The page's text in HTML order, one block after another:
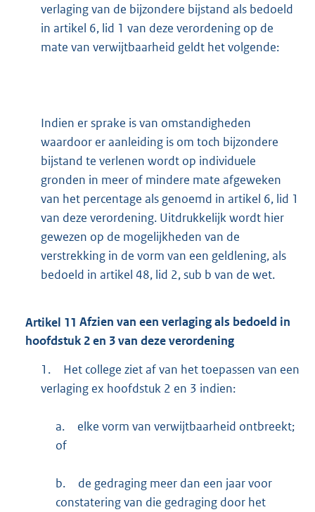
verlaging van de bijzondere bijstand als bedoeld
in artikel 6, lid 1 van deze verordening op de
mate van verwijtbaarheid geldt het volgende:
Indien er sprake is van omstandigheden
waardoor er aanleiding is om toch bijzondere
bijstand te verlenen wordt op individuele
gronden in meer of mindere mate afgeweken
van het percentage als genoemd in artikel 6, lid 1
van deze verordening. Uitdrukkelijk wordt hier
gewezen op de mogelijkheden van de
verstrekking in de vorm van een geldlening, als
bedoeld in artikel 48, lid 2, sub b van de wet.
Artikel 11 Afzien van een verlaging als bedoeld in
hoofdstuk 2 en 3 van deze verordening
1.
Het college ziet af van het toepassen van een
verlaging ex hoofdstuk 2 en 3 indien:
a.
elke vorm van verwijtbaarheid ontbreekt;
of
b.
de gedraging meer dan een jaar voor
constatering van die gedraging door het